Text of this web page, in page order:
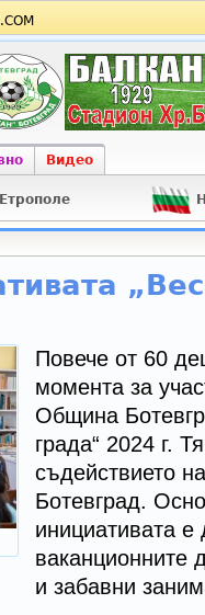
Видео
Етрополе
Повече от 60
момента за
Община
града“ 2024 г.
съдействието
Ботевград.
инициативата е
ваканционните
и забавни